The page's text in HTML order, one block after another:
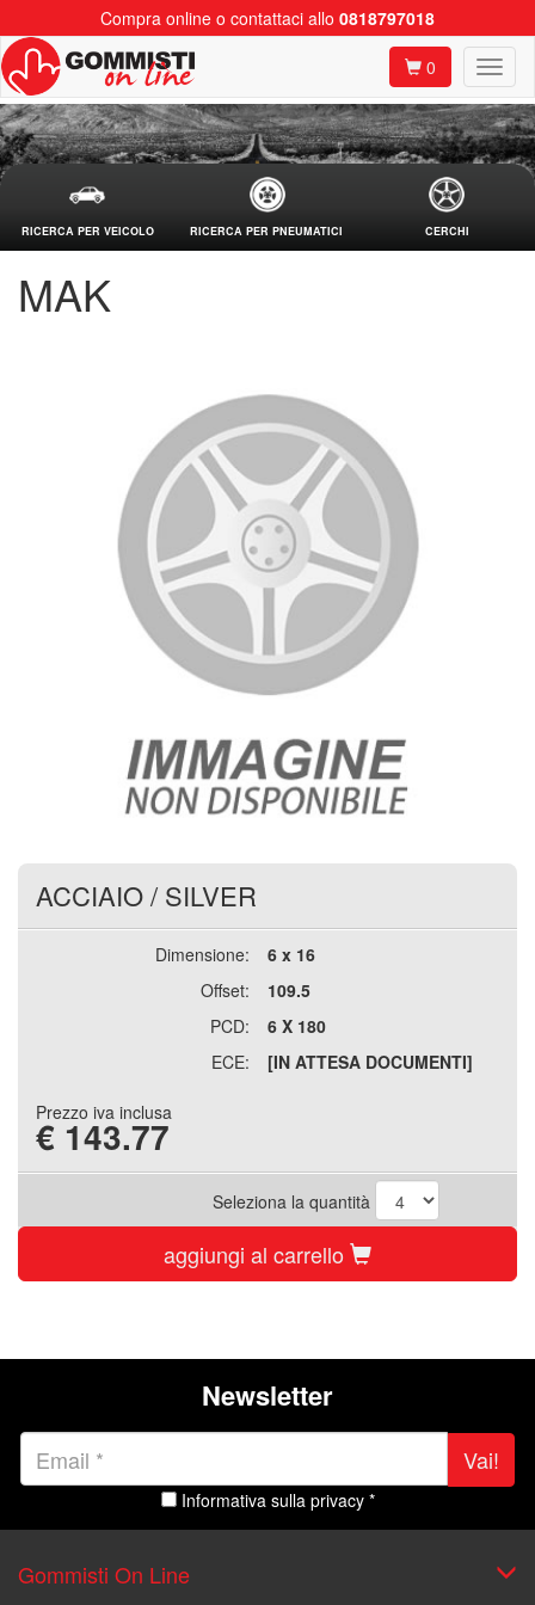
Compra online o contattaci allo 0818797018
0
RICERCA PER VEICOLO RICERCA PER PNEUMATICI CERCHI
MAK
ACCIAIO/ SILVER
Dimensione:
6 x 16
Offset:
109.5
PCD:
6 X 180
ECE:
[IN ATTESA DOCUMENTI]
Prezzo iva inclusa
€ 143.77
Seleziona la quantità
aggiungi al carrello
Newsletter
Vai!
Informativa sulla privacy *
Gommisti On Line